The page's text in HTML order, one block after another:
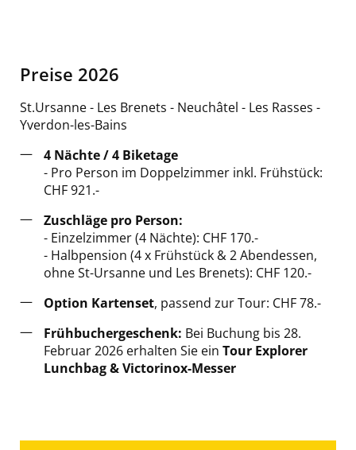
Preise 2026
St.Ursanne - Les Brenets - Neuchâtel - Les Rasses -
Yverdon-les-Bains
4 Nächte / 4 Biketage
- Pro Person im Doppelzimmer inkl. Frühstück:
CHF 921.-
Zuschläge pro Person:
- Einzelzimmer (4 Nächte): CHF 170.-
- Halbpension (4 x Frühstück & 2 Abendessen,
ohne St-Ursanne und Les Brenets): CHF 120.-
Option Kartenset, passend zur Tour: CHF 78.-
Frühbuchergeschenk: Bei Buchung bis 28.
Februar 2026 erhalten Sie ein Tour Explorer
Lunchbag & Victorinox-Messer